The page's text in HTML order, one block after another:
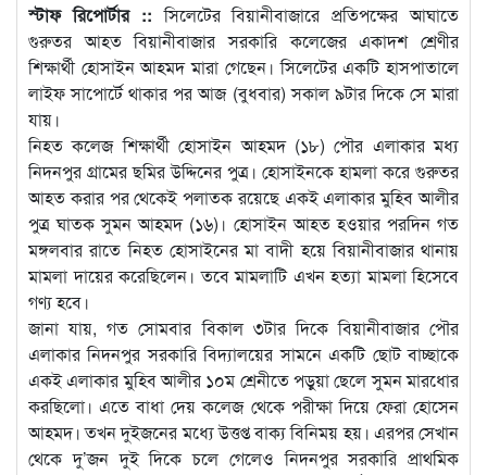
স্টাফ রিপোর্টার ::সিলেটের বিয়ানীবাজারে প্রতিপক্ষের আঘাতে
গুরুতর আহত বিয়ানীবাজার সরকারি কলেজের একাদশ শ্রেণীর
শিক্ষার্থী হোসাইন আহমদ মারা গেছেন। সিলেটের একটি হাসপাতালে
লাইফ সাপোর্টে থাকার পর আজ (বুধবার) সকাল ৯টার দিকে সে মারা
যায়।
নিহত কলেজ শিক্ষার্থী হোসাইন আহমদ (১৮) পৌর এলাকার মধ্য
নিদনপুর গ্রামের ছমির উদ্দিনের পুত্র। হোসাইনকে হামলা করে গুরুতর
আহত করার পর থেকেই পলাতক রয়েছে একই এলাকার মুহিব আলীর
পুত্র ঘাতক সুমন আহমদ (১৬)। হোসাইন আহত হওয়ার পরদিন গত
মঙ্গলবার রাতে নিহত হোসাইনের মা বাদী হয়ে বিয়ানীবাজার থানায়
মামলা দায়ের করেছিলেন। তবে মামলাটি এখন হত্যা মামলা হিসেবে
গণ্য হবে।
জানা যায়, গত সোমবার বিকাল ৩টার দিকে বিয়ানীবাজার পৌর
এলাকার নিদনপুর সরকারি বিদ্যালয়ের সামনে একটি ছোট বাচ্ছাকে
একই এলাকার মুহিব আলীর ১০ম শ্রেনীতে পড়ুয়া ছেলে সুমন মারধোর
করছিলো। এতে বাধা দেয় কলেজ থেকে পরীক্ষা দিয়ে ফেরা হোসেন
আহমদ। তখন দুইজনের মধ্যে উত্তপ্ত বাক্য বিনিময় হয়। এরপর সেখান
থেকে দু’জন দুই দিকে চলে গেলেও নিদনপুর সরকারি প্রাথমিক